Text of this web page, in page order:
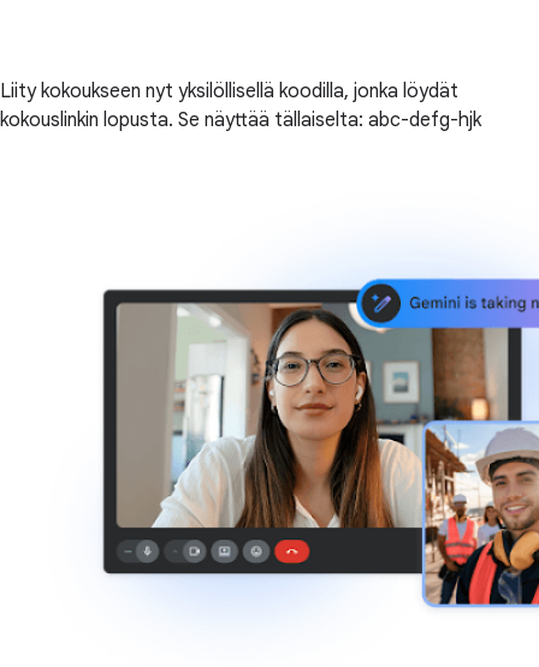
Liity kokoukseen nyt yksilöllisellä koodilla, jonka löydät
kokouslinkin lopusta. Se näyttää tällaiselta: abc-defg-hjk